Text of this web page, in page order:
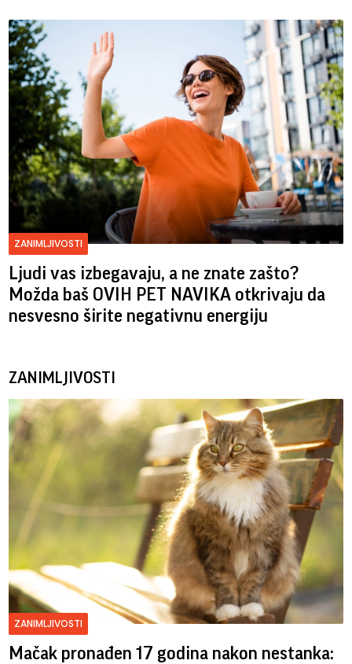
ZANIMLJIVOSTI
Ljudi vas izbegavaju, a ne znate zašto?
Možda baš OVIH PET NAVIKA otkrivaju da
nesvesno širite negativnu energiju
ZANIMLJIVOSTI
ZANIMLJIVOSTI
Mačak pronađen 17 godina nakon nestanka: